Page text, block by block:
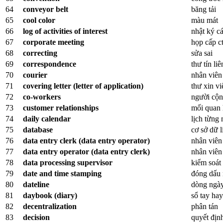
64
conveyor belt
băng tải
65
cool color
màu mát
66
log of activities of interest
nhật ký
67
corporate meeting
họp cấp
68
correcting
sửa sai
69
correspondence
thư tín
70
courier
nhân
71
covering letter (letter of application)
thư xin
72
co-workers
người
73
customer relationships
mối quan
74
daily calendar
lịch từng
75
database
cơ sở dữ
76
data entry clerk (data entry operator)
nhân
77
data entry operator (data entry clerk)
nhân
78
data processing supervisor
kiểm
79
date and time stamping
đóng dấu
80
dateline
dòng
81
daybook (diary)
sổ tay
82
decentralization
phân tán
83
decision quyết